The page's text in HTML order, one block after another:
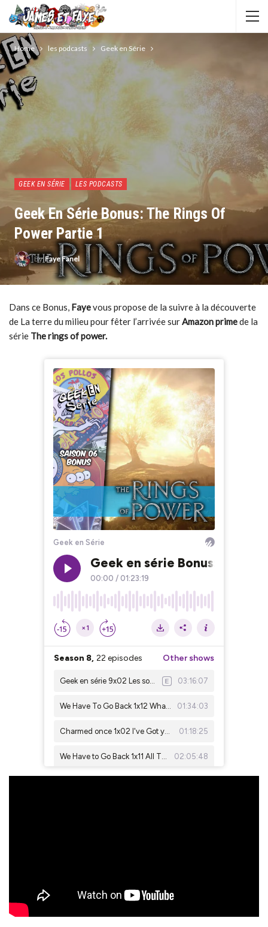
Home les podcasts Geek en Série
GEEK EN SÉRIE LES PODCASTS
Geek En Série Bonus: The Rings Of
Power Partie 1
ByFaye Fanel
Dans ce Bonus, Fayevous propose de la suivre à la découverte
de La terre du milieu pour fêter l’arrivée surAmazon primede la
série The rings of power.